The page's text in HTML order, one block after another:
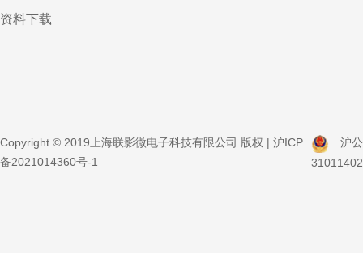
资料下载
Copyright © 2019上海联影微电子科技有限公司 版权 | 沪ICP
备2021014360号-1
沪